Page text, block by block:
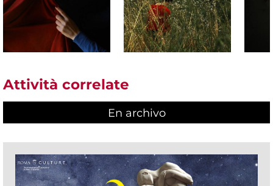
Attività correlate
En archivo